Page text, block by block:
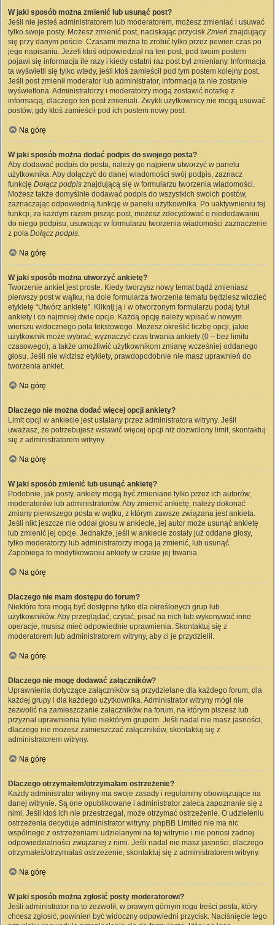
W jaki sposób można zmienić lub usunąć post?
Jeśli nie jesteś administratorem lub moderatorem, możesz zmieniać i usuwać
tylko swoje posty. Możesz zmienić post, naciskając przyciskZmień znajdujący
się przy danym poście. Czasami można to zrobić tylko przez pewien czas po
jego napisaniu. Jeżeli ktoś odpowiedział na ten post, pod twoim postem
pojawi się informacja ile razy i kiedy ostatni raz post był zmieniany. Informacja
ta wyświetli się tylko wtedy, jeśli ktoś zamieścił pod tym postem kolejny post.
Jeśli post zmienił moderator lub administrator, informacja ta nie zostanie
wyświetlona. Administratorzy i moderatorzy mogą zostawić notatkę z
informacją, dlaczego ten post zmieniali. Zwykli użytkownicy nie mogą usuwać
postów, gdy ktoś zamieścił pod ich postem nowy post.
Na górę
W jaki sposób można dodać podpis do swojego posta?
Aby dodawać podpis do posta, należy go najpierw utworzyć w panelu
użytkownika. Aby dołączyć do danej wiadomości swój podpis, zaznacz
funkcję Dołącz podpis znajdującą się w formularzu tworzenia wiadomości.
Możesz także domyślnie dodawać podpis do wszystkich swoich postów,
zaznaczając odpowiednią funkcję w panelu użytkownika. Po uaktywnieniu tej
funkcji, za każdym razem pisząc post, możesz zdecydować o niedodawaniu
do niego podpisu, usuwając w formularzu tworzenia wiadomości zaznaczenie
z pola Dołącz podpis.
Na górę
W jaki sposób można utworzyć ankietę?
Tworzenie ankiet jest proste. Kiedy tworzysz nowy temat bądź zmieniasz
pierwszy post w wątku, na dole formularza tworzenia tematu będziesz widzieć
etykietę “Utwórz ankietę”. Kliknij ją i w otworzonym formularzu podaj tytuł
ankiety i co najmniej dwie opcje. Każdą opcję należy wpisać w nowym
wierszu widocznego pola tekstowego. Możesz określić liczbę opcji, jakie
użytkownik może wybrać, wyznaczyć czas trwania ankiety (0 – bez limitu
czasowego), a także umożliwić użytkownikom zmianę wcześniej oddanego
głosu. Jeśli nie widzisz etykiety, prawdopodobnie nie masz uprawnień do
tworzenia ankiet.
Na górę
Dlaczego nie można dodać więcej opcji ankiety?
Limit opcji w ankiecie jest ustalany przez administratora witryny. Jeśli
uważasz, że potrzebujesz wstawić więcej opcji niż dozwolony limit, skontaktuj
się z administratorem witryny.
Na górę
W jaki sposób zmienić lub usunąć ankietę?
Podobnie, jak posty, ankiety mogą być zmieniane tylko przez ich autorów,
moderatorów lub administratorów. Aby zmienić ankietę, należy dokonać
zmiany pierwszego posta w wątku, z którym zawsze związana jest ankieta.
Jeśli nikt jeszcze nie oddał głosu w ankiecie, jej autor może usunąć ankietę
lub zmienić jej opcje. Jednakże, jeśli w ankiecie zostały już oddane głosy,
tylko moderatorzy lub administratorzy mogą ją zmienić, lub usunąć.
Zapobiega to modyfikowaniu ankiety w czasie jej trwania.
Na górę
Dlaczego nie mam dostępu do forum?
Niektóre fora mogą być dostępne tylko dla określonych grup lub
użytkowników. Aby przeglądać, czytać, pisać na nich lub wykonywać inne
operacje, musisz mieć odpowiednie uprawnienia. Skontaktuj się z
moderatorem lub administratorem witryny, aby ci je przydzielił.
Na górę
Dlaczego nie mogę dodawać załączników?
Uprawnienia dotyczące załączników są przydzielane dla każdego forum, dla
każdej grupy i dla każdego użytkownika. Administrator witryny mógł nie
zezwolić na zamieszczanie załączników na forum, na którym piszesz lub
przyznał uprawnienia tylko niektórym grupom. Jeśli nadal nie masz jasności,
dlaczego nie możesz zamieszczać załączników, skontaktuj się z
administratorem witryny.
Na górę
Dlaczego otrzymałem/otrzymałam ostrzeżenie?
Każdy administrator witryny ma swoje zasady i regulaminy obowiązujące na
danej witrynie. Są one opublikowane i administrator zaleca zapoznanie się z
nimi. Jeśli ktoś ich nie przestrzegał, może otrzymać ostrzeżenie. O udzieleniu
ostrzeżenia decyduje administrator witryny. phpBB Limited nie ma nic
wspólnego z ostrzeżeniami udzielanymi na tej witrynie i nie ponosi żadnej
odpowiedzialności związanej z nimi. Jeśli nadal nie masz jasności, dlaczego
otrzymałeś/otrzymałaś ostrzeżenie, skontaktuj się z administratorem witryny.
Na górę
W jaki sposób można zgłosić posty moderatorowi?
Jeśli administrator na to zezwolił, w prawym górnym rogu treści posta, który
chcesz zgłosić, powinien być widoczny odpowiedni przycisk. Naciśnięcie tego